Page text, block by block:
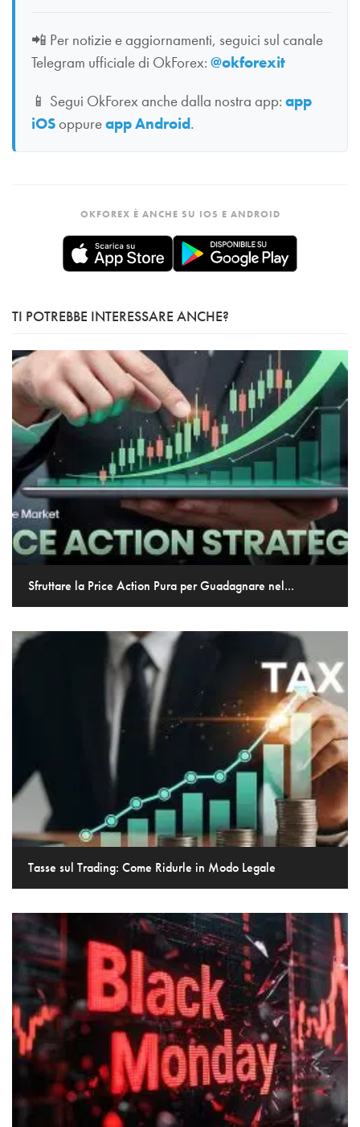
📲 Per notizie e aggiornamenti, seguici sul canale
Telegram ufficiale di OkForex: @okforexit
📱 Segui OkForex anche dalla nostra app: app
iOSoppureapp Android.
OKFOREX È ANCHE SU IOS E ANDROID
TI POTREBBE INTERESSARE ANCHE?
Sfruttare la Price Action Pura per Guadagnare nel...
Tasse sul Trading: Come Ridurle in Modo Legale